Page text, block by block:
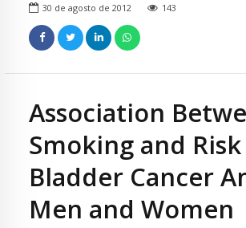
30 de agosto de 2012 143
Association
Smoking and
Bladder Cancer
Men and Women